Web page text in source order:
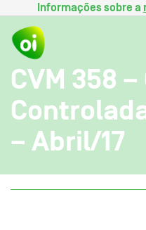
Informações sobre a
CVM 358 –
– Abril/17